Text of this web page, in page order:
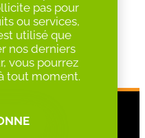
pas pour
ou services,
utilisé que
nos derniers
vous pourrez
tout moment.